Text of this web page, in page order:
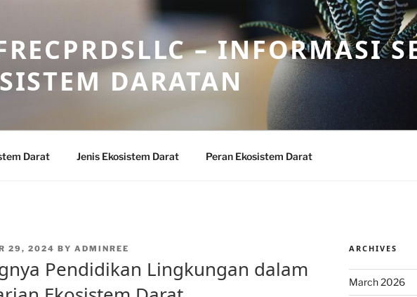
– INFORMASI
DARATAN
Darat Jenis Ekosistem Darat Peran Ekosistem Darat
29, 2024 BY ADMINREE
Pendidikan Lingkungan dalam
ARCHIVES
March 2026